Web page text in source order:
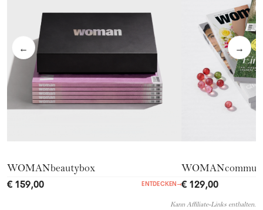
← →
WOMANbeautybox
€ 159,00 ENTDECKEN →€ 129,00
Kann Affiliate-Links enthalten.